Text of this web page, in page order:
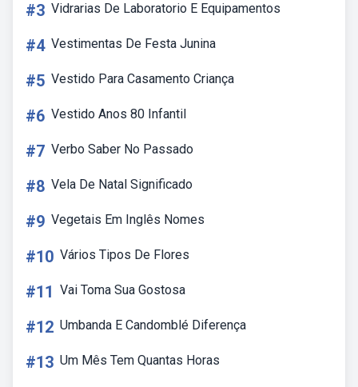
#3 Vidrarias De Laboratorio E Equipamentos
#4 Vestimentas De Festa Junina
#5 Vestido Para Casamento Criança
#6 Vestido Anos 80 Infantil
#7 Verbo Saber No Passado
#8 Vela De Natal Significado
#9 Vegetais Em Inglês Nomes
#10 Vários Tipos De Flores
#11 Vai Toma Sua Gostosa
#12 Umbanda E Candomblé Diferença
#13 Um Mês Tem Quantas Horas